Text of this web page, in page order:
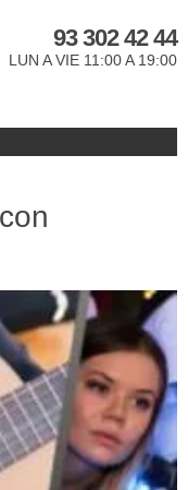
93 302 42 44
LUN A VIE 11:00 A 19:00